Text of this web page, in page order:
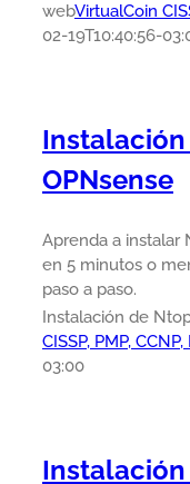
webVirtualCoin
02-19T10:40:56-
OPNsense
Aprenda a instalar
en 5 minutos o
paso a paso.
Instalación de
CISSP, PMP,
03:00